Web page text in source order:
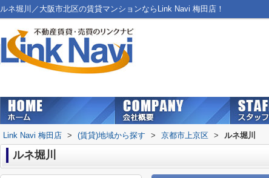
ルネ堀川／大阪市北区の賃貸マンションならLink Navi 梅田店！
Link Navi 梅田店 > (賃貸)地域から探す > 京都市上京区 > ルネ堀川
ルネ堀川